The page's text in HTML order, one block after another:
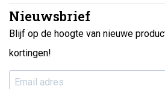
Nieuwsbrief
Blijf op de hoogte van nieuwe
kortingen!